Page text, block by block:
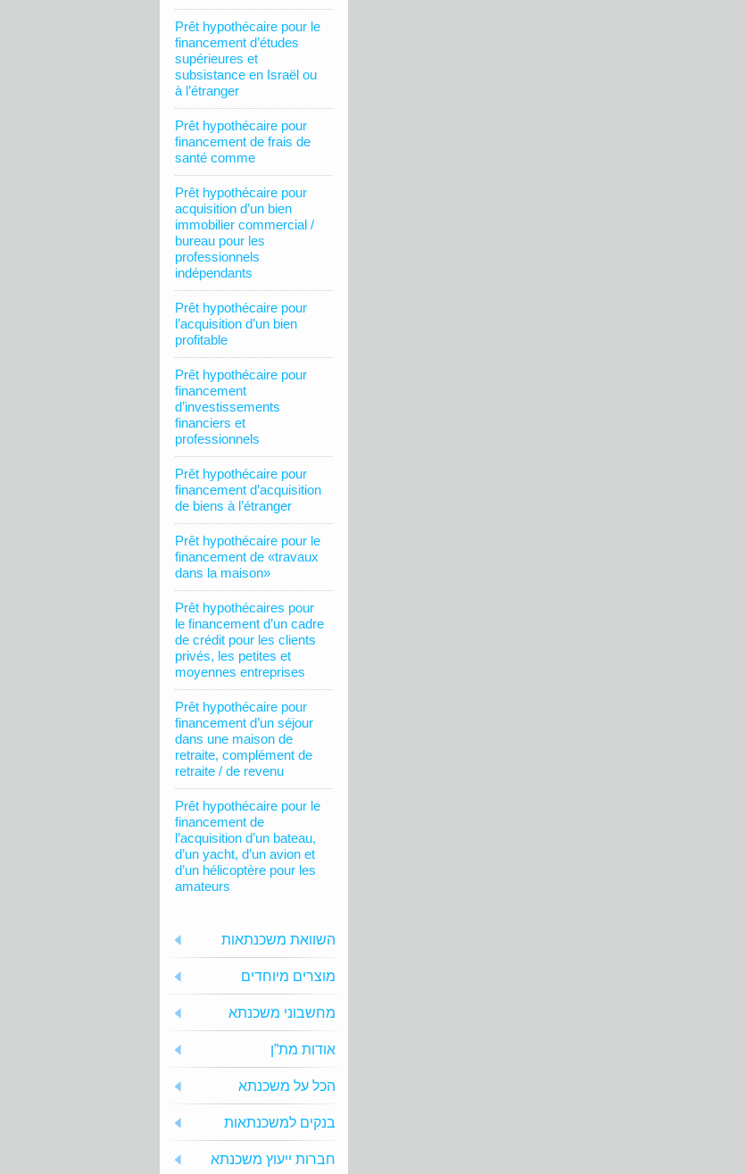
Prêt hypothécaire pour le
financement d’études
supérieures et
subsistance en Israël ou
à l’étranger
Prêt hypothécaire pour
financement de frais de
santé comme
Prêt hypothécaire pour
acquisition d’un bien
immobilier commercial /
bureau pour les
professionnels
indépendants
Prêt hypothécaire pour
l’acquisition d’un bien
profitable
Prêt hypothécaire pour
financement
d’investissements
financiers et
professionnels
Prêt hypothécaire pour
financement d’acquisition
de biens à l’étranger
Prêt hypothécaire pour le
financement de «travaux
dans la maison»
Prêt hypothécaires pour
le financement d’un cadre
de crédit pour les clients
privés, les petites et
moyennes entreprises
Prêt hypothécaire pour
financement d’un séjour
dans une maison de
retraite, complément de
retraite / de revenu
Prêt hypothécaire pour le
financement de
l’acquisition d’un bateau,
d’un yacht, d’un avion et
d’un hélicoptère pour les
amateurs
השוואת משכנתאות
מוצרים מיוחדים
מחשבוני משכנתא
אודות מת”ן
הכל על משכנתא
בנקים למשכנתאות
חברות ייעוץ משכנתא